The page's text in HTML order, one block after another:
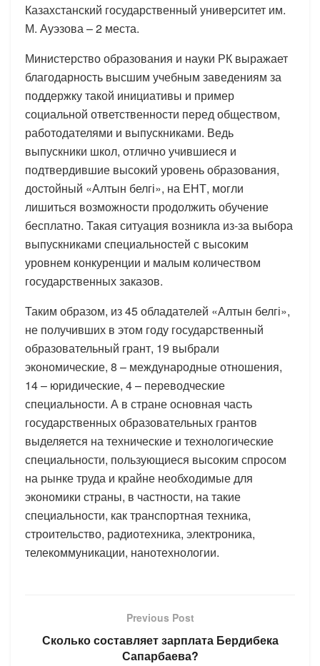
Казахстанский государственный университет им.
М. Ауэзова – 2 места.
Министерство образования и науки РК выражает
благодарность высшим учебным заведениям за
поддержку такой инициативы и пример
социальной ответственности перед обществом,
работодателями и выпускниками. Ведь
выпускники школ, отлично учившиеся и
подтвердившие высокий уровень образования,
достойный «Алтын белгі», на ЕНТ, могли
лишиться возможности продолжить обучение
бесплатно. Такая ситуация возникла из-за выбора
выпускниками специальностей с высоким
уровнем конкуренции и малым количеством
государственных заказов.
Таким образом, из 45 обладателей «Алтын белгі»,
не получивших в этом году государственный
образовательный грант, 19 выбрали
экономические, 8 – международные отношения,
14 – юридические, 4 – переводческие
специальности. А в стране основная часть
государственных образовательных грантов
выделяется на технические и технологические
специальности, пользующиеся высоким спросом
на рынке труда и крайне необходимые для
экономики страны, в частности, на такие
специальности, как транспортная техника,
строительство, радиотехника, электроника,
телекоммуникации, нанотехнологии.
Previous Post
Сколько составляет зарплата Бердибека
Сапарбаева?